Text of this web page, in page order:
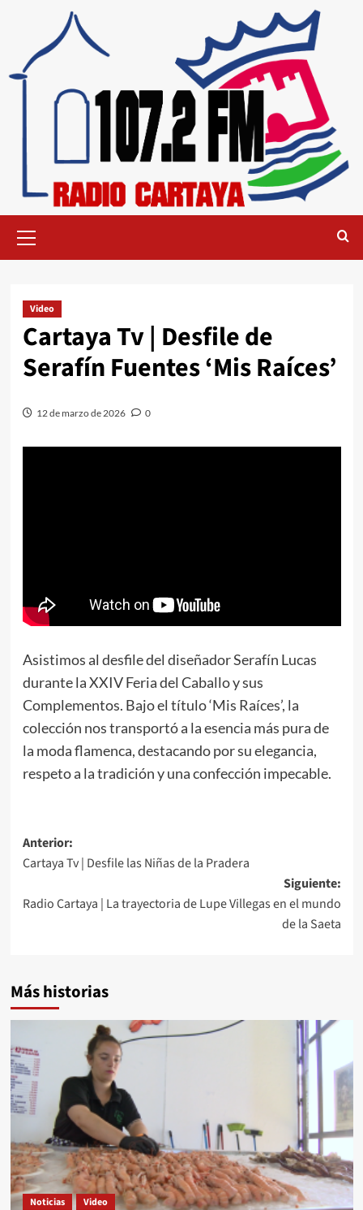
Video
Cartaya Tv | Desfile de
Serafín Fuentes ‘Mis Raíces’
12 de marzo de 2026 0
Asistimos al desfile del diseñador Serafín Lucas
durante la XXIV Feria del Caballo y sus
Complementos. Bajo el título ‘Mis Raíces’, la
colección nos transportó a la esencia más pura de
la moda flamenca, destacando por su elegancia,
respeto a la tradición y una confección impecable.
Anterior:
Cartaya Tv | Desfile las Niñas de la Pradera
Siguiente:
Radio Cartaya | La trayectoria de Lupe Villegas en el mundo
de la Saeta
Más historias
Noticias Video